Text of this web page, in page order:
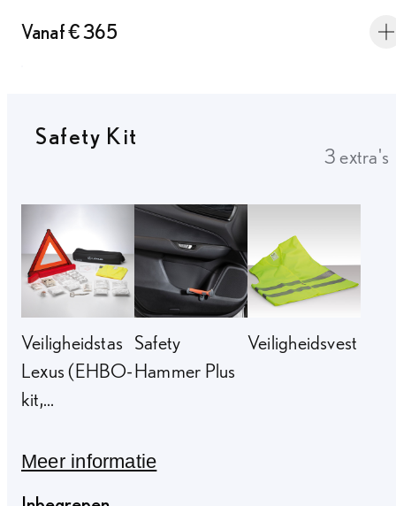
Vanaf € 365
Safety Kit
3 extra's
Veiligheidstas
Lexus (EHBO-
kit,
veiligheidsvest)
Safety
Hammer Plus
Veiligheidsvest
Meer informatie